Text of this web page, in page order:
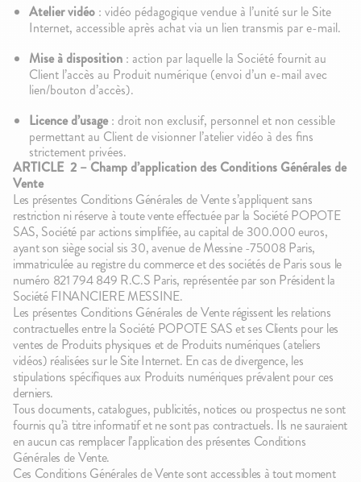
Atelier vidéo : vidéo pédagogique vendue à l’unité sur le Site
Internet, accessible après achat via un lien transmis par e-mail.
Mise à disposition : action par laquelle la Société fournit au
Client l’accès au Produit numérique (envoi d’un e-mail avec
lien/bouton d’accès).
Licence d’usage : droit non exclusif, personnel et non cessible
permettant au Client de visionner l’atelier vidéo à des fins
strictement privées.
ARTICLE 2 – Champ d’application des Conditions Générales de
Vente
Les présentes Conditions Générales de Vente s’appliquent sans
restriction ni réserve à toute vente effectuée par la Société POPOTE
SAS, Société par actions simplifiée, au capital de 300.000 euros,
ayant son siège social sis 30, avenue de Messine -75008 Paris,
immatriculée au registre du commerce et des sociétés de Paris sous le
numéro 821 794 849 R.C.S Paris, représentée par son Président la
Société FINANCIERE MESSINE.
Les présentes Conditions Générales de Vente régissent les relations
contractuelles entre la Société POPOTE SAS et ses Clients pour les
ventes de Produits physiques et de Produits numériques (ateliers
vidéos) réalisées sur le Site Internet. En cas de divergence, les
stipulations spécifiques aux Produits numériques prévalent pour ces
derniers.
Tous documents, catalogues, publicités, notices ou prospectus ne sont
fournis qu’à titre informatif et ne sont pas contractuels. Ils ne sauraient
en aucun cas remplacer l’application des présentes Conditions
Générales de Vente.
Ces Conditions Générales de Vente sont accessibles à tout moment